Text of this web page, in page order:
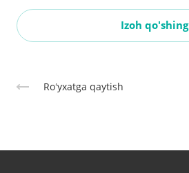
Izoh qo'shing
Roʻyxatga qaytish